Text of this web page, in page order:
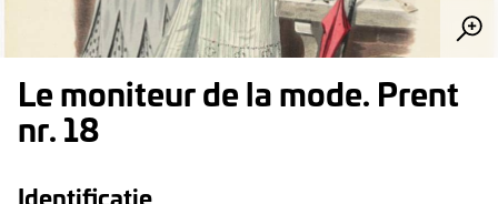
Le moniteur de la mode. Prent
nr. 18